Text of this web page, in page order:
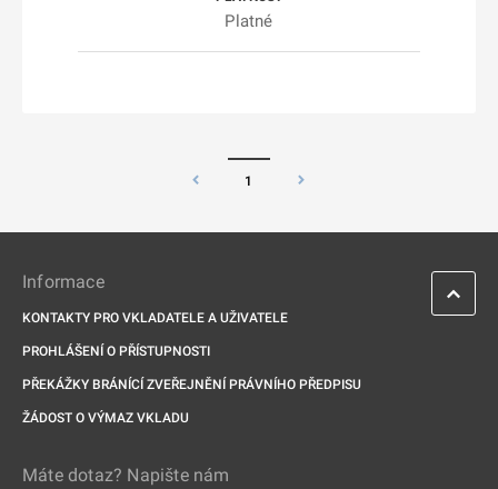
Platné
1
Informace
KONTAKTY PRO VKLADATELE A UŽIVATELE
PROHLÁŠENÍ O PŘÍSTUPNOSTI
PŘEKÁŽKY BRÁNÍCÍ ZVEŘEJNĚNÍ PRÁVNÍHO PŘEDPISU
ŽÁDOST O VÝMAZ VKLADU
Máte dotaz? Napište nám